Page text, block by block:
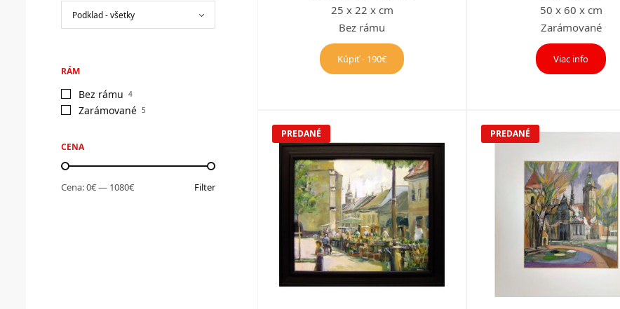
RÁM
Bez rámu 4
Zarámované 5
CENA
Filter
Cena:0€— 1080€
25 x 22 x cm
Bez rámu
Kúpiť - 190€
50 x 60 x cm
Zarámované
Viac info
PREDANÉ PREDANÉ